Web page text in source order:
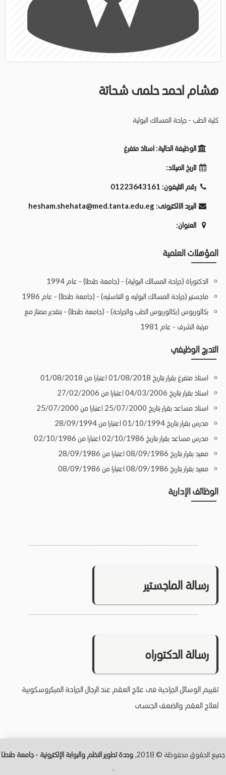
هشام احمد حلمى شحاتة
كلية الطب - جراحة المسالك البولية
الوظيفة الحالية: استاذ متفرغ
تاريخ الميلاد:
رقم التليفون: 01223643161
البريد الالكترونى: hesham.shehata@med.tanta.edu.eg
العنوان:
المؤهلات العلمية
الدكتوراة (جراحة المسالك البولية) - (جامعة طنطا) - عام 1994
ماجستير (جراحة المسالك البوليه و التناسليه) - (جامعة طنطا) - عام 1986
بكالوريوس (بكالوريوس الطب والجراحة) - (جامعة طنطا) - بتقدير ممتاز مع
مرتبة الشرف - عام 1981
التدرج الوظيفي
استاذ متفرغ بقرار بتاريخ 01/08/2018 اعتبارا من 01/08/2018
استاذ بقرار بتاريخ 04/03/2006 اعتبارا من 27/02/2006
استاذ مساعد بقرار بتاريخ 25/07/2000 اعتبارا من 25/07/2000
مدرس بقرار بتاريخ 01/10/1994 اعتبارا من 28/09/1994
مدرس مساعد بقرار بتاريخ 02/10/1986 اعتبارا من 02/10/1986
معيد بقرار بتاريخ 08/09/1986 اعتبارا من 28/09/1986
معيد بقرار بتاريخ 08/09/1986 اعتبارا من 08/09/1986
الوظائف الإدارية
رسالة الماجستير
رسالة الدكتوراه
تقييم الوسائل الجراحية فى علاج العقم عند الرجال الجراحة الميكروسكوبية
لعلاج العقم والضعف الجنسى
جميع الحقوق محفوظة © 2018,
وحدة تطوير النظم والبوابة الإلكترونية - جامعة طنطــا
.